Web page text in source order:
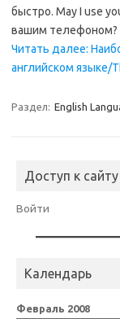
быстро. May I use
вашим телефоном?
Читать далее:
английском языке/
Раздел: English
Доступ к сайту
Войти
Календарь
Февраль 2008